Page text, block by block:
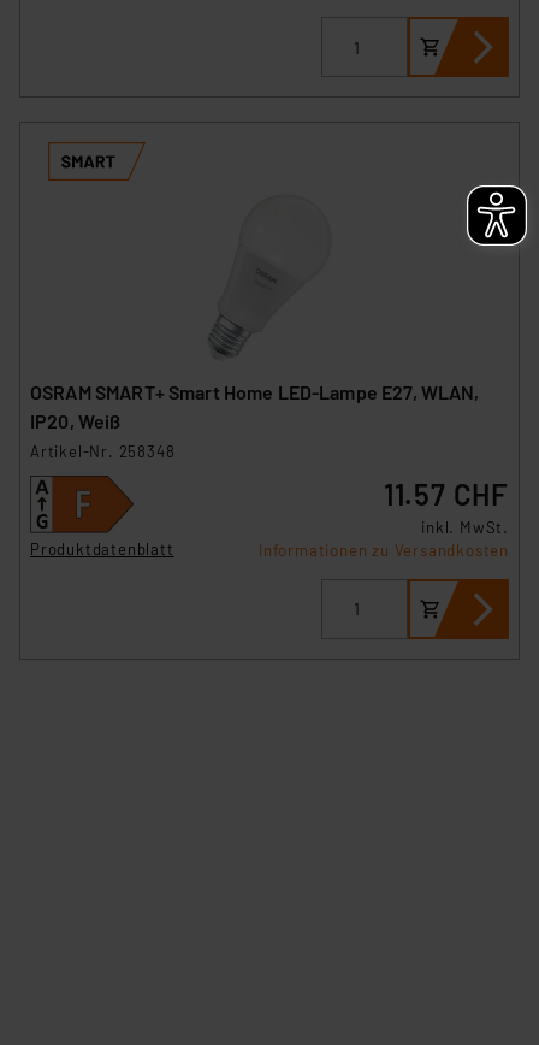
OSRAM SMART+ Smart Home LED-Lampe E27, WLAN,
IP20, Weiß
Artikel-Nr. 258348
Produktdatenblatt
11.57 CHF
inkl. MwSt.
Informationen zu Versandkosten